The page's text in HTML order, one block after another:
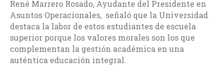
René Marrero Rosado, Ayudante del Presidente en
Asuntos Operacionales, señaló que la Universidad
destaca la labor de estos estudiantes de escuela
superior porque los valores morales son los que
complementan la gestión académica en una
auténtica educación integral.